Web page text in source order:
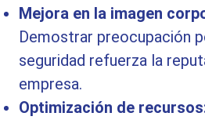
Mejora en la imagen
Demostrar preocupación
seguridad refuerza la
empresa.
Optimización de